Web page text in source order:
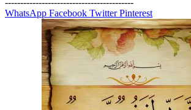
------------------------------------------
WhatsApp Facebook TwitterPinterest